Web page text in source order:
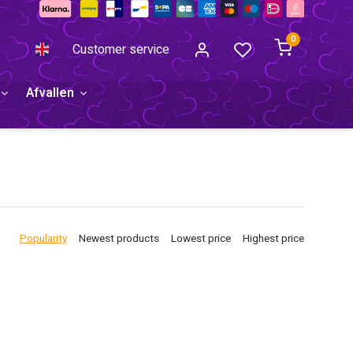
Customer service
0
Afvallen
Popularity Newest products Lowest price Highest price